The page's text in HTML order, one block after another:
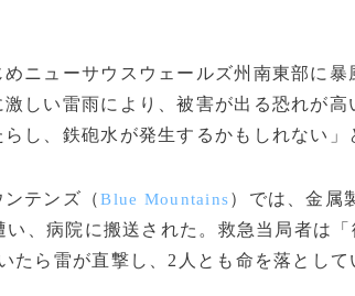
ニューサウスウェールズ州南東部に暴
しい雷雨により、被害が出る恐れが
し、鉄砲水が発生するかもしれない」
テンズ（Blue Mountains）では、金属
い、病院に搬送された。救急当局者は
たら雷が直撃し、2人とも命を落とし